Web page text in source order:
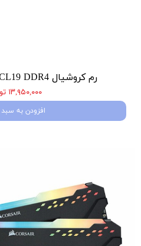
رم کروشیال 16GB 2666MHz CL19 DDR4
۱۳,۹۵۰,۰۰۰ تومان
افزودن به